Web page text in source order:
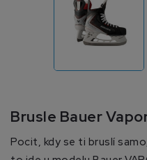
Brusle Bauer
Pocit, kdy se ti bruslí